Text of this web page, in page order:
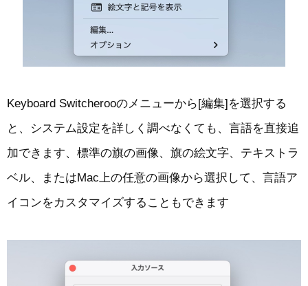
Keyboard Switcherooのメニューから[編集]を選択する
と、システム設定を詳しく調べなくても、言語を直接追
加できます、標準の旗の画像、旗の絵文字、テキストラ
ベル、またはMac上の任意の画像から選択して、言語ア
イコンをカスタマイズすることもできます